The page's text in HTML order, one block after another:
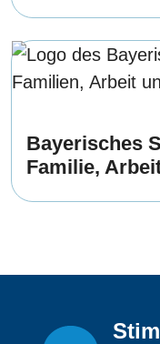
Bayerisches
Familie,